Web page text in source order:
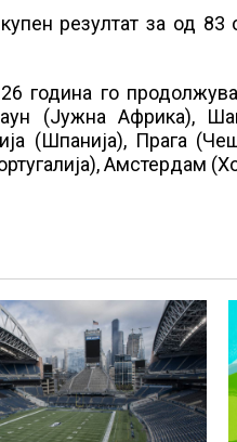
резултат за од 83
година го
(Јужна Африка),
(Шпанија), Прага
Амстердам